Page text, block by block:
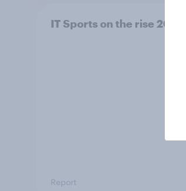
IT Sports on the rise 2025
Report